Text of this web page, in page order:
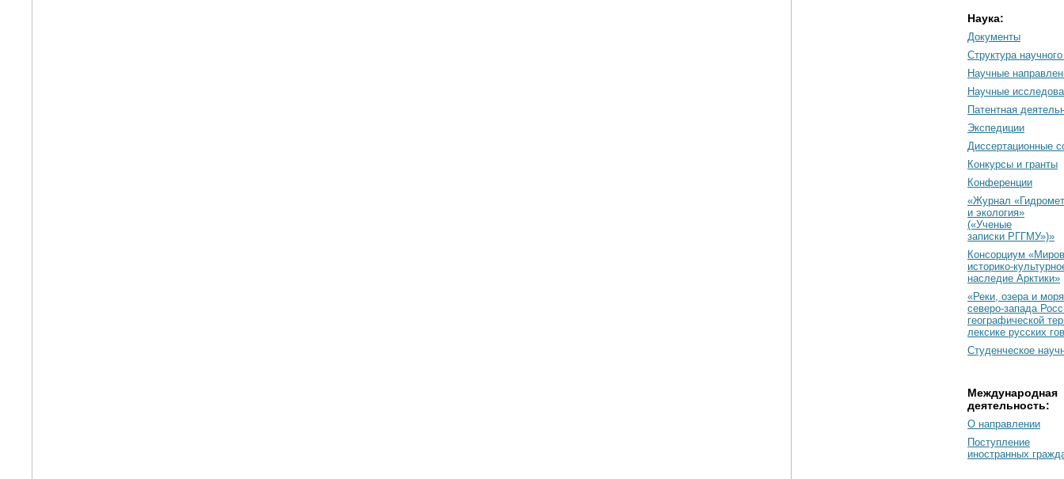
Наука:
Документы
Cтруктура
Научные
Научные
Патентная
Экспедиции
Диссертационные
Конкурсы и гранты
Конференции
«Журнал
и экология»
(«Ученые
записки РГГМУ»)»
Консорциум
историко-
наследие Арктики»
«Реки, озера и моря
северо-запада
географической
лексике русских
Студенческое
Международная
деятельность:
О направлении
Поступление
иностранных